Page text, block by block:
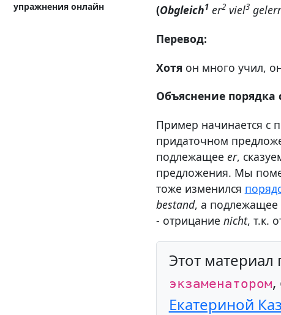
упражнения онлайн
(Obgleich1er2viel3
Перевод:
Хотя он много учил,
Объяснение порядка
Пример начинается с
придаточном
подлежащее er,
предложения. Мы
тоже изменился
bestand, а подлежащее
- отрицание nicht, т.к.
Этот материал
экзаменатором,
Екатериной